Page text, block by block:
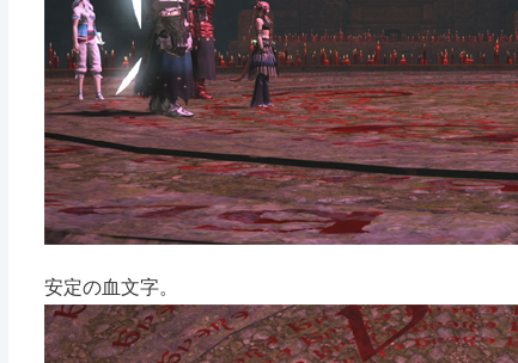
安定の血文字。